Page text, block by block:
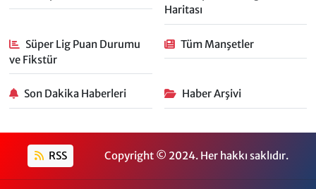
Haritası
Süper Lig Puan Durumu
ve Fikstür
Tüm Manşetler
Son Dakika Haberleri Haber Arşivi
RSS Copyright © 2024. Her hakkı saklıdır.